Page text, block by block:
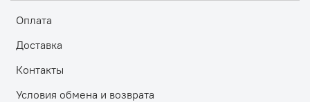
Оплата
Доставка
Контакты
Условия обмена и возврата